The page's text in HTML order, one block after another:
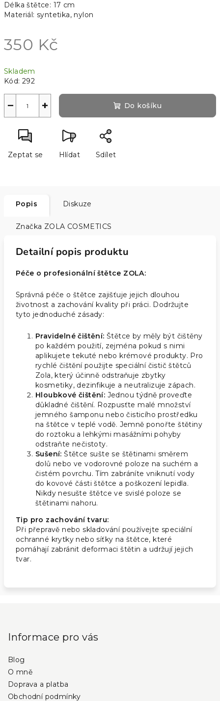
Délka štětce: 17 cm
Materiál: syntetika, nylon
350 Kč
cena:
Skladem
Kód: 292
+
− Do košíku
Zeptat se Hlídat Sdílet
Popis Diskuze
Značka ZOLA COSMETICS
Detailní popis produktu
Péče o profesionální štětce ZOLA:
Správná péče o štětce zajišťuje jejich dlouhou
životnost a zachování kvality při práci. Dodržujte
tyto jednoduché zásady:
Pravidelné čištění: Štětce by měly být čištěny
po každém použití, zejména pokud s nimi
aplikujete tekuté nebo krémové produkty. Pro
rychlé čištění použijte speciální čistič štětců
Zola, který účinně odstraňuje zbytky
kosmetiky, dezinfikuje a neutralizuje zápach.
Hloubkové čištění: Jednou týdně proveďte
důkladné čištění. Rozpusťte malé množství
jemného šamponu nebo čisticího prostředku
na štětce v teplé vodě. Jemně ponořte štětiny
do roztoku a lehkými masážními pohyby
odstraňte nečistoty.
Sušení: Štětce sušte se štětinami směrem
dolů nebo ve vodorovné poloze na suchém a
čistém povrchu. Tím zabráníte vniknutí vody
do kovové části štětce a poškození lepidla.
Nikdy nesušte štětce ve svislé poloze se
štětinami nahoru.
Tip pro zachování tvaru:
Při přepravě nebo skladování používejte speciální
ochranné krytky nebo síťky na štětce, které
pomáhají zabránit deformaci štětin a udržují jejich
tvar.
Informace pro vás
Blog
O mně
Doprava a platba
Obchodní podmínky